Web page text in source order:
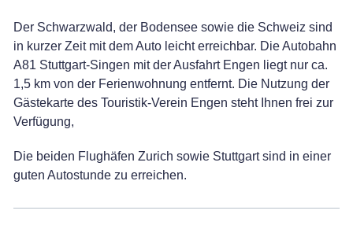
Der Schwarzwald, der Bodensee sowie die Schweiz sind
in kurzer Zeit mit dem Auto leicht erreichbar. Die Autobahn
A81 Stuttgart-Singen mit der Ausfahrt Engen liegt nur ca.
1,5 km von der Ferienwohnung entfernt. Die Nutzung der
Gästekarte des Touristik-Verein Engen steht Ihnen frei zur
Verfügung,
Die beiden Flughäfen Zurich sowie Stuttgart sind in einer
guten Autostunde zu erreichen.